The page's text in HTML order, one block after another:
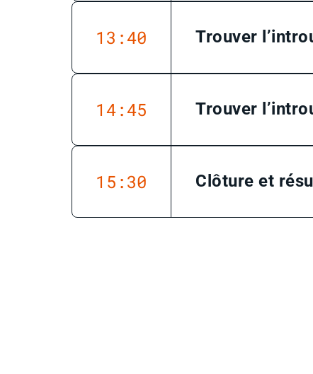
13:40 Trouver
14:45 Trouver
15:30 Clôture et